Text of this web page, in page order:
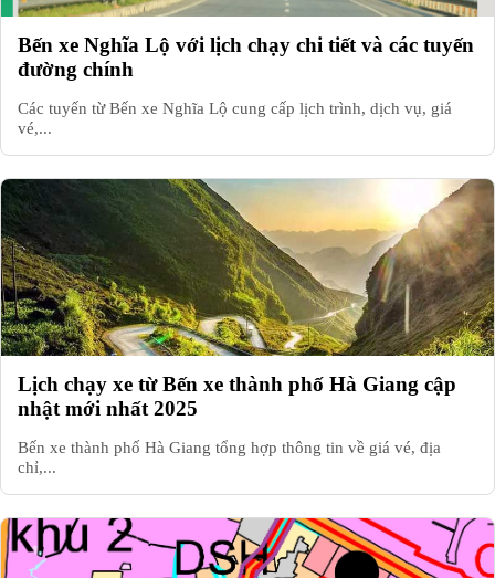
Bến xe Nghĩa Lộ với lịch chạy chi tiết và các tuyến
đường chính
Các tuyến từ Bến xe Nghĩa Lộ cung cấp lịch trình, dịch vụ, giá
vé,...
Lịch chạy xe từ Bến xe thành phố Hà Giang cập
nhật mới nhất 2025
Bến xe thành phố Hà Giang tổng hợp thông tin về giá vé, địa
chỉ,...